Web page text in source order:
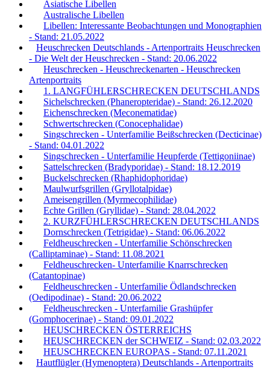
Asiatische Libellen
Australische Libellen
Libellen: Interessante Beobachtungen und Monographien
- Stand: 21.05.2022
Heuschrecken Deutschlands - Artenportraits Heuschrecken
- Die Welt der Heuschrecken - Stand: 20.06.2022
Heuschrecken - Heuschreckenarten - Heuschrecken
Artenportraits
1. LANGFÜHLERSCHRECKEN DEUTSCHLANDS
Sichelschrecken (Phaneropteridae) - Stand: 26.12.2020
Eichenschrecken (Meconematidae)
Schwertschrecken (Conocephalidae)
Singschrecken - Unterfamilie Beißschrecken (Decticinae)
- Stand: 04.01.2022
Singschrecken - Unterfamilie Heupferde (Tettigoniinae)
Sattelschrecken (Bradyporidae) - Stand: 18.12.2019
Buckelschrecken (Rhaphidophoridae)
Maulwurfsgrillen (Gryllotalpidae)
Ameisengrillen (Myrmecophilidae)
Echte Grillen (Gryllidae) - Stand: 28.04.2022
2. KURZFÜHLERSCHRECKEN DEUTSCHLANDS
Dornschrecken (Tetrigidae) - Stand: 06.06.2022
Feldheuschrecken - Unterfamilie Schönschrecken
(Calliptaminae) - Stand: 11.08.2021
Feldheuschrecken- Unterfamilie Knarrschrecken
(Catantopinae)
Feldheuschrecken - Unterfamilie Ödlandschrecken
(Oedipodinae) - Stand: 20.06.2022
Feldheuschrecken - Unterfamilie Grashüpfer
(Gomphocerinae) - Stand: 09.01.2022
HEUSCHRECKEN ÖSTERREICHS
HEUSCHRECKEN der SCHWEIZ - Stand: 02.03.2022
HEUSCHRECKEN EUROPAS - Stand: 07.11.2021
Hautflügler (Hymenoptera) Deutschlands - Artenportraits